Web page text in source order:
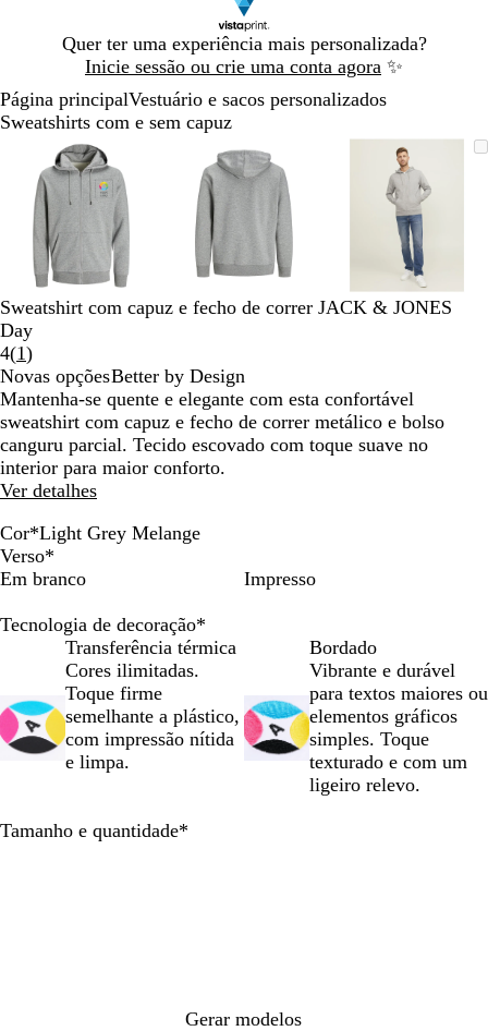
Quer ter uma experiência mais personalizada?
Inicie sessão ou crie uma conta agora ✨
Diapositivo
1
Página principalVestuário e sacos personalizados
Sweatshirts com e sem capuz
Imagem
dimensionável
Dimensionada
para
mínimo
Clique
para
expandir
Utilize
as
teclas
menos
mais
para
e
as
teclas
de
seta
para
Imagem
dimensionável
Dimensionada
para
mínimo
Clique
para
expandir
Utilize
as
teclas
menos
mais
para
e
as
teclas
de
Imagem
para
mínimo
Clique
para
expandir
Utilize
as
teclas
de
menos
e
mais
para
as
teclas
de
Diapositivo
Sweatshirt com capuz e fecho de correr JACK & JONES
Day
4(1Ler
1
opiniões
)
Novas opçõesBetter by Design
Mantenha-se quente e elegante com esta confortável
sweatshirt com capuz e fecho de correr metálico e bolso
canguru parcial. Tecido escovado com toque suave no
interior para maior conforto.
Ver detalhes
Cor*Light Grey Melange
P
o
t
a
l
B
r
n
A
z
l
f
t
e
N
a
y
z
e
V
e
m
o
B
m
L
i
h
e
y
a
P
r
t
Verso*
Em branco
Impresso
Tecnologia de decoração*
Transferência térmica
Cores ilimitadas.
Toque firme
semelhante a plástico,
com impressão nítida
e limpa.
Bordado
Vibrante e durável
para textos maiores ou
elementos gráficos
simples. Toque
texturado e com um
ligeiro relevo.
Tamanho e quantidade*
Gerar modelos